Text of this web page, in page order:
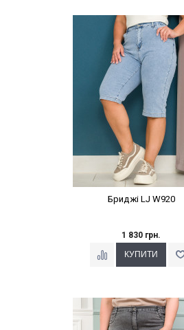
Наклейки Варіант з %
Бриджі LJ W920
1 830 грн.
Наклейки Варіант з %